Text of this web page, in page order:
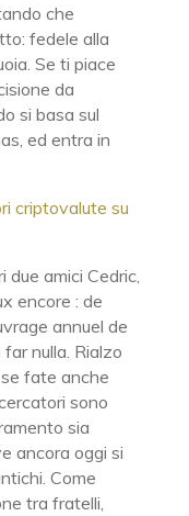
che
fedele alla
Se ti piace
da
si basa sul
ed entra in
criptovalute su
due amici Cedric,
encore : de
annuel de
nulla. Rialzo
fate anche
sono
sia
ancora oggi si
Come
tra fratelli,